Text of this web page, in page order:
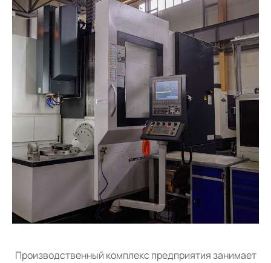
Производственный комплекс предприятия занимает